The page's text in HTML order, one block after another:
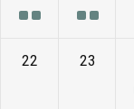
22 23